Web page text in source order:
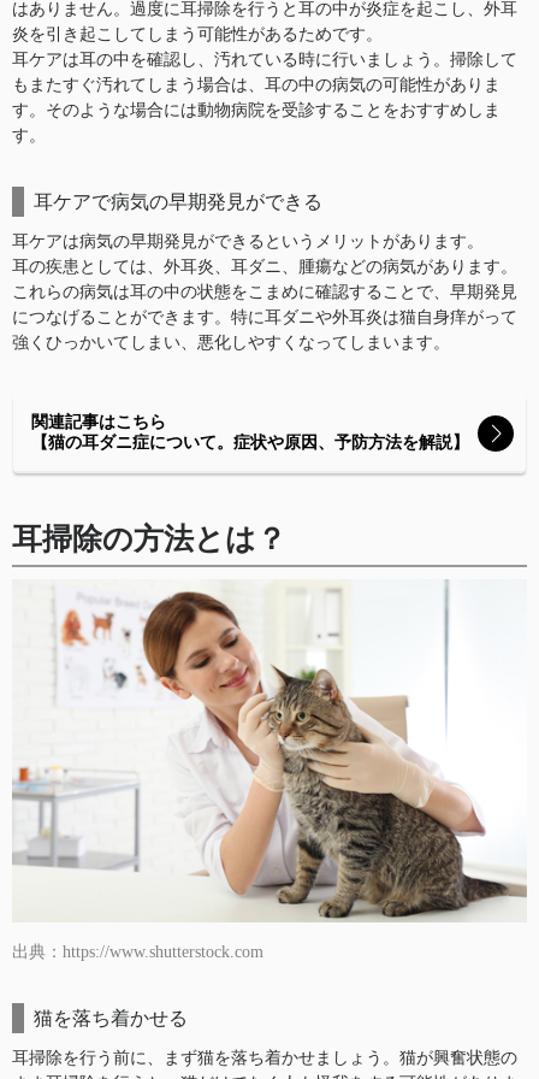
はありません。過度に耳掃除を行うと耳の中が炎症を起こし、外耳
炎を引き起こしてしまう可能性があるためです。
耳ケアは耳の中を確認し、汚れている時に行いましょう。掃除して
もまたすぐ汚れてしまう場合は、耳の中の病気の可能性がありま
す。そのような場合には動物病院を受診することをおすすめしま
す。
耳ケアで病気の早期発見ができる
耳ケアは病気の早期発見ができるというメリットがあります。
耳の疾患としては、外耳炎、耳ダニ、腫瘍などの病気があります。
これらの病気は耳の中の状態をこまめに確認することで、早期発見
につなげることができます。特に耳ダニや外耳炎は猫自身痒がって
強くひっかいてしまい、悪化しやすくなってしまいます。
関連記事はこちら
【猫の耳ダニ症について。症状や原因、予防方法を解説】
耳掃除の方法とは？
出典：https://www.shutterstock.com
猫を落ち着かせる
耳掃除を行う前に、まず猫を落ち着かせましょう。猫が興奮状態の